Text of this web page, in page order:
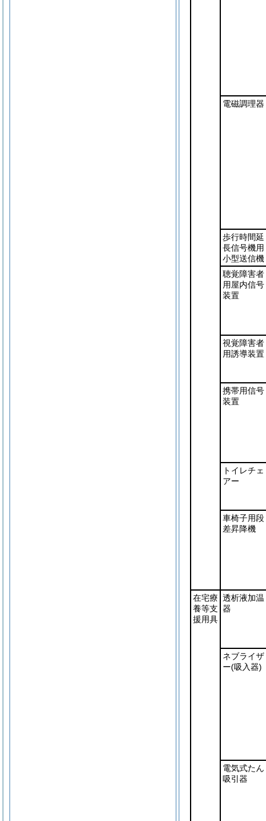
電磁調理器
歩行時間延
長信号機用
小型送信機
聴覚障害者
用屋内信号
装置
視覚障害者
用誘導装置
携帯用信号
装置
トイレチェ
アー
車椅子用段
差昇降機
在宅療
養等支
援用具
透析液加温
器
ネブライザ
ー(吸入器)
電気式たん
吸引器